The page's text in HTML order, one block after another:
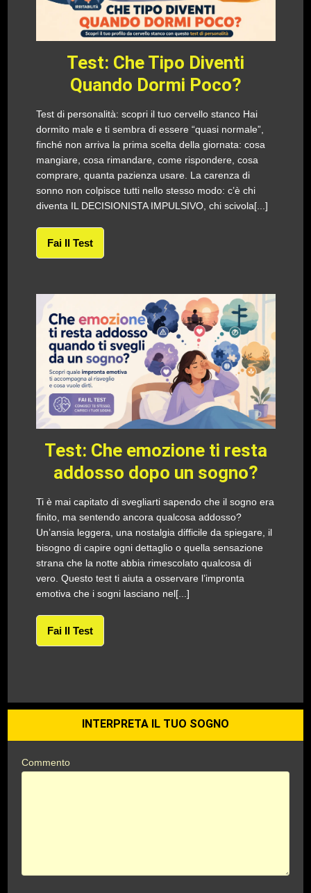
Test: Che Tipo Diventi
Quando Dormi Poco?
Test di personalità: scopri il tuo cervello stanco Hai
dormito male e ti sembra di essere “quasi normale”,
finché non arriva la prima scelta della giornata: cosa
mangiare, cosa rimandare, come rispondere, cosa
comprare, quanta pazienza usare. La carenza di
sonno non colpisce tutti nello stesso modo: c’è chi
diventa IL DECISIONISTA IMPULSIVO, chi scivola[...]
Fai Il Test
Test: Che emozione ti resta
addosso dopo un sogno?
Ti è mai capitato di svegliarti sapendo che il sogno era
finito, ma sentendo ancora qualcosa addosso?
Un’ansia leggera, una nostalgia difficile da spiegare, il
bisogno di capire ogni dettaglio o quella sensazione
strana che la notte abbia rimescolato qualcosa di
vero. Questo test ti aiuta a osservare l’impronta
emotiva che i sogni lasciano nel[...]
Fai Il Test
INTERPRETA IL TUO SOGNO
Commento